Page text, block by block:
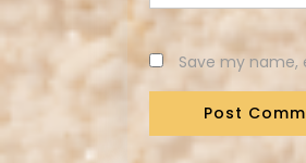
Save my